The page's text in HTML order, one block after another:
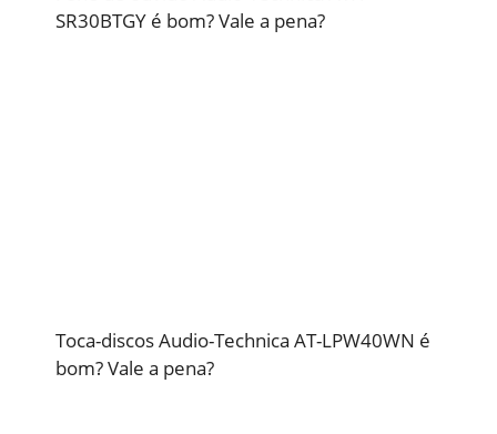
SR30BTGY é bom? Vale a pena?
Toca-discos Audio-Technica AT-LPW40WN é
bom? Vale a pena?